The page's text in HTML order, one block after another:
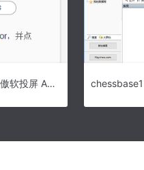
傲软投屏 ApowerMirror下载 – 傲软投屏 ApowerMirror 手机投屏软件 1.4.7.16 中文优化版